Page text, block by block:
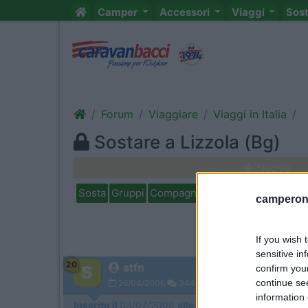
If you wish
sensitive
confirm
continue
information
Camper Accessori Viaggi
Forum Viaggiare Viaggi in Italia
Sostare a Lizzola (Bg)
Sosta Gruppi Compagni
20 stfn
26/04/2006 3440
Inserito il 03/07/2006 alle: